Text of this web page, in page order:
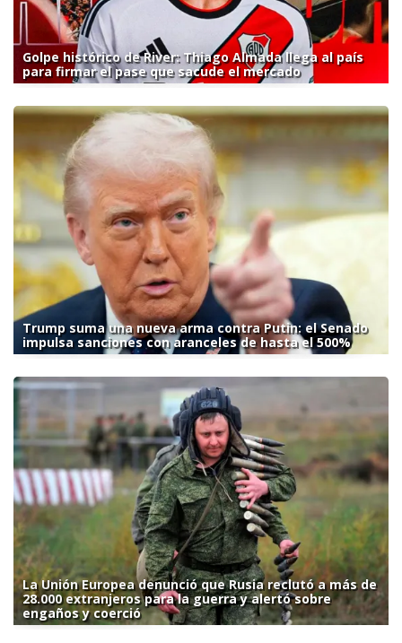
Golpe histórico de River: Thiago Almada llega al país
para firmar el pase que sacude el mercado
Trump suma una nueva arma contra Putin: el Senado
impulsa sanciones con aranceles de hasta el 500%
La Unión Europea denunció que Rusia reclutó a más de
28.000 extranjeros para la guerra y alertó sobre
engaños y coerció